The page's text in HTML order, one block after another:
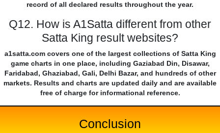
record of all declared results throughout the year.
Q12. How is A1Satta different from other
Satta King result websites?
a1satta.com covers one of the largest collections of Satta King
game charts in one place, including Gaziabad Din, Disawar,
Faridabad, Ghaziabad, Gali, Delhi Bazar, and hundreds of other
markets. Results and charts are updated daily and are available
free of charge for informational reference.
Conclusion